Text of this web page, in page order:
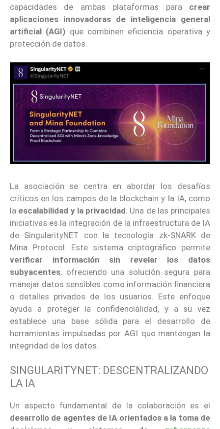
capacidades de ambas plataformas para crear
aplicaciones innovadoras de inteligencia general
artificial (AGI) que combinen eficiencia operativa y
protección de datos.
La asociación se centra en abordar los desafíos
críticos en los campos de la blockchain y la IA, como
la escalabilidad y la privacidad . Una de las principales
iniciativas es la integración de la infraestructura de IA
de SingularityNET con la tecnología zk-SNARK de
Mina Protocol. Este sistema criptográfico permite
verificar información sin revelar los datos
subyacentes, ofreciendo una solución segura para
manejar datos sensibles como información financiera
o detalles privados de los usuarios. Este enfoque
ayuda a proteger la confidencialidad, y a su vez
establece una base sólida para el desarrollo de
herramientas impulsadas por AGI que mantengan la
integridad de los datos.
SINGULARITYNET: DESCENTRALIZANDO
LA IA
Un aspecto fundamental de la colaboración es el
desarrollo de agentes de IA orientados a la toma de